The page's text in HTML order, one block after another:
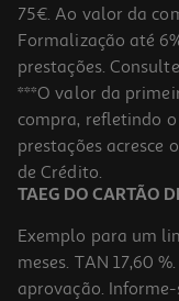
Picadora Moulinex
69.99 €/un
69,99 €
75€. Ao valor da
Formalização até
prestações.
***O valor da
compra, refletindo
prestações acresce
de Crédito.
TAEG DO CARTÃO
Exemplo para um
meses. TAN 17,60
aprovação.